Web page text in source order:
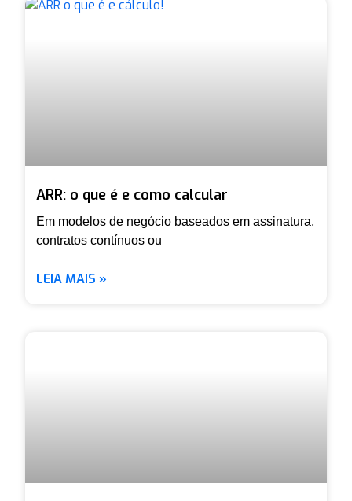
ARR: o que é e como calcular
Em modelos de negócio baseados em assinatura,
contratos contínuos ou
LEIA MAIS »